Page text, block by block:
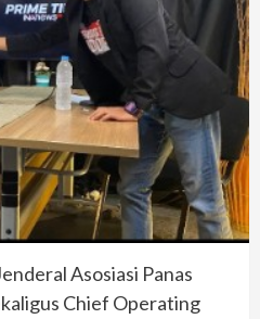
Asosiasi Panas
Chief Operating